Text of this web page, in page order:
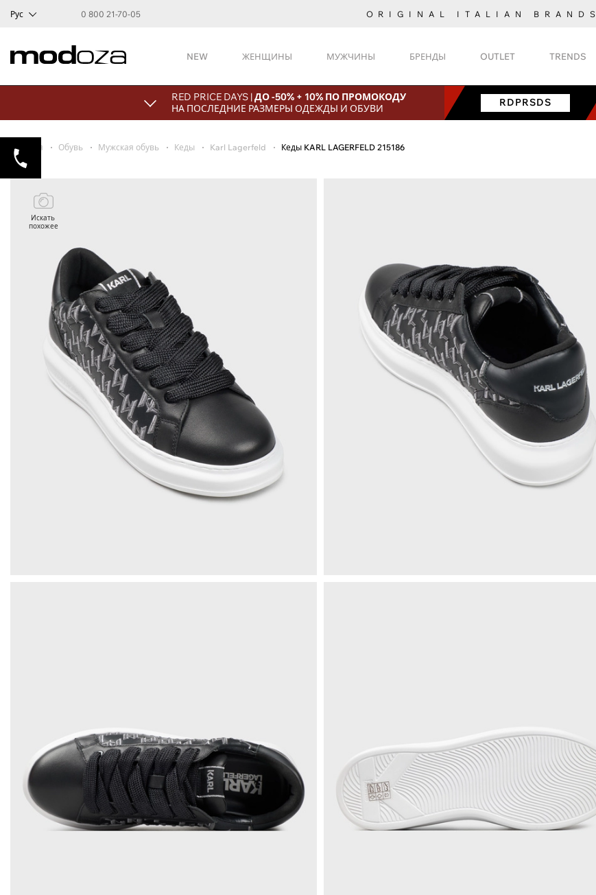
Рус 0 800 21-70-05 ORIGINAL ITALIAN BRANDS
NEW ЖЕНЩИНЫ МУЖЧИНЫ БРЕНДЫ OUTLET TRENDS
RED PRICE DAYS |ДО -50% + 10% ПО ПРОМОКОДУ
НА ПОСЛЕДНИЕ РАЗМЕРЫ ОДЕЖДЫ И ОБУВИ
RDPRSDS
Главная Обувь Мужская обувь Кеды Karl Lagerfeld Кеды KARL LAGERFELD 215186
Искать
похожее